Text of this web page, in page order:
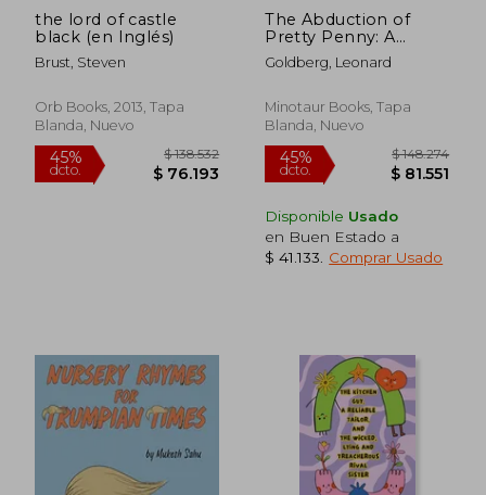
45%
dcto. $ 44.829
45%
dcto.
the lord of castle
black (en Inglés)
Brust, Steven
Orb Books, 2013, Tapa
Blanda, Nuevo
The Abduction of
Pretty Penny: A
Daughter of Sherlock
Holmes Mystery (en
Goldberg, Leonard
Minotaur Books, Tapa
Blanda, Nuevo
Disponible Usado
en Buen Estado a
$ 41.133
Comprar Usado